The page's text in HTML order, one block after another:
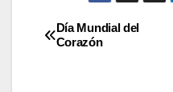
Día Mundial del
Corazón